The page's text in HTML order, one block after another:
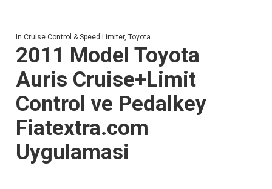
In Cruise Control & Speed Limiter, Toyota
2011 Model Toyota
Auris Cruise+Limit
Control ve Pedalkey
Fiatextra.com
Uygulamasi